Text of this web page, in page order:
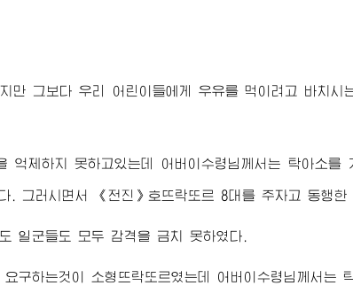
만 그보다 우리 어린이들에게 우유를 먹이려고 바치시
억제하지 못하고있는데 어버이수령님께서는 탁아소를
. 그러시면서 《전진》호뜨락또르 8대를 주자고 동행한
일군들도 모두 감격을 금치 못하였다.
구하는것이 소형뜨락또르였는데 어버이수령님께서 는